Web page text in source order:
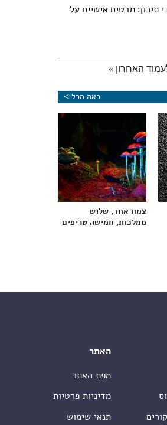
תיכון: מבטים אישיים על
האחרון »
ראה הכל >
צמח אחד, שלוש
ממלכות, חמישה טריפים
האתר
מפת האתר
מדיניות פרטיות
תנאי שימוש